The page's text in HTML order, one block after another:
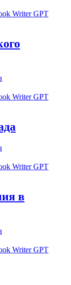
Writer GPT
Writer GPT
Writer GPT
в
Writer GPT